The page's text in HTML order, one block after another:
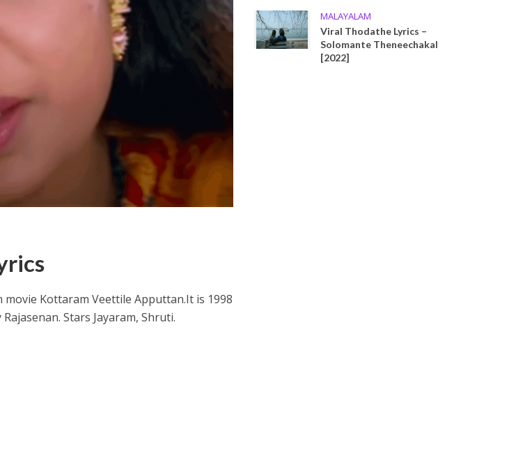
[2022]
movie Kottaram Veettile Apputtan.It is 1998
Stars Jayaram, Shruti.
MALAYALAM
Viral Thodathe Lyrics –
Solomante Theneechakal
[2022]